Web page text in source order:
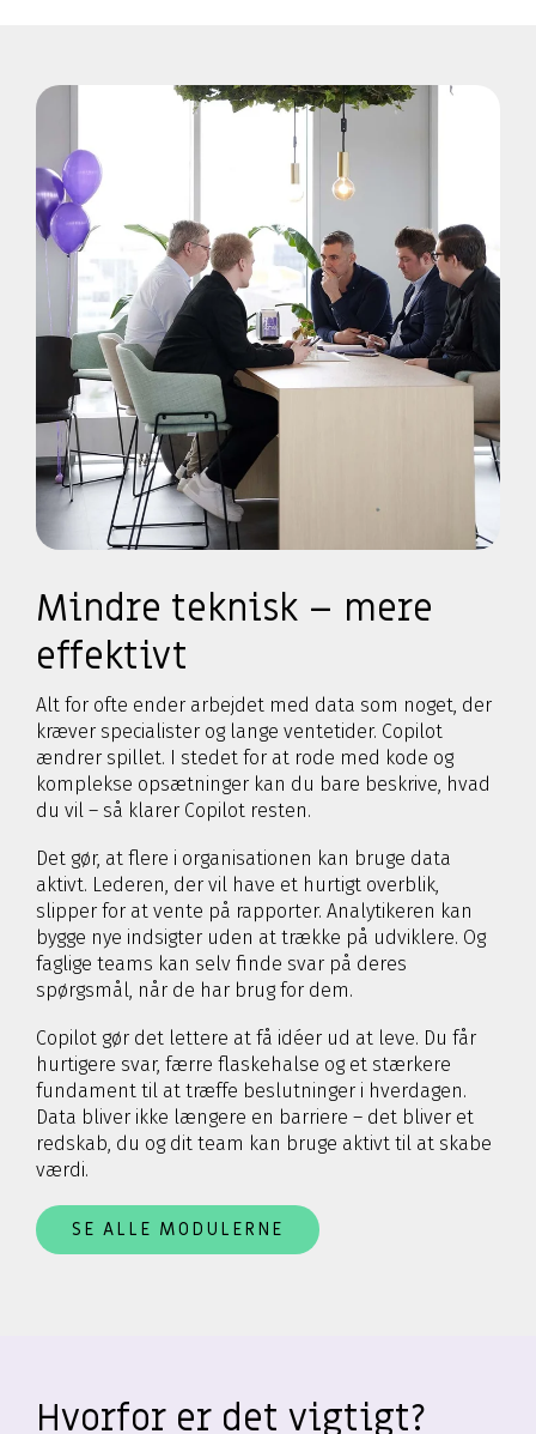
Mindre teknisk – mere
effektivt
Alt for ofte ender arbejdet med data som noget, der
kræver specialister og lange ventetider. Copilot
ændrer spillet. I stedet for at rode med kode og
komplekse opsætninger kan du bare beskrive, hvad
du vil – så klarer Copilot resten.
Det gør, at flere i organisationen kan bruge data
aktivt. Lederen, der vil have et hurtigt overblik,
slipper for at vente på rapporter. Analytikeren kan
bygge nye indsigter uden at trække på udviklere. Og
faglige teams kan selv finde svar på deres
spørgsmål, når de har brug for dem.
Copilot gør det lettere at få idéer ud at leve. Du får
hurtigere svar, færre flaskehalse og et stærkere
fundament til at træffe beslutninger i hverdagen.
Data bliver ikke længere en barriere – det bliver et
redskab, du og dit team kan bruge aktivt til at skabe
værdi.
SE ALLE MODULERNE
Hvorfor er det vigtigt?